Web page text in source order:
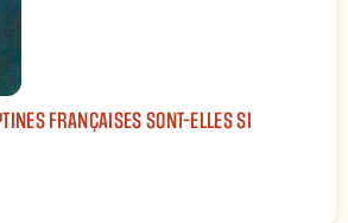
FRANÇAISES SONT-ELLES SI